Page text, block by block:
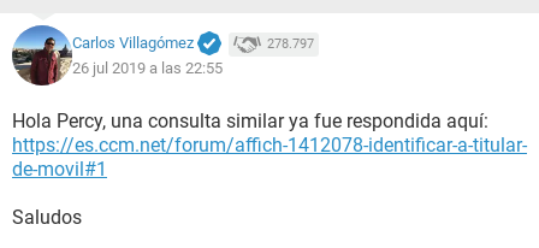
Carlos Villagómez 278.797
26 jul 2019 a las 22:55
Hola Percy, una consulta similar ya fue respondida aquí:
https://es.ccm.net/forum/affich-1412078-identificar-a-titular-
de-movil#1
Saludos